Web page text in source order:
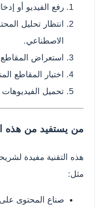
رفع الفيديو أو
انتظار تحليل
الاصطناعي.
استعراض المقاطع
اختيار المقاطع
تحميل الفيديوهات
من يستفيد من هذه
هذه التقنية مفيدة
مثل: